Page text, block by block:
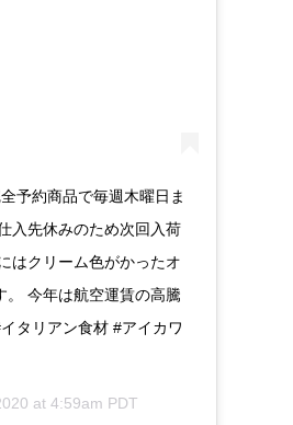
予約商品で毎週木曜日ま
入先休みのため次回入荷
はクリーム色がかったオ
。 今年は航空運賃の高騰
タリアン食材 #アイカワ
at 4:59am PDT